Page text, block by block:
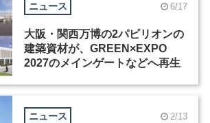
ニュース 6/17
大阪・関西万博の2パビリオンの
建築資材が、GREEN×EXPO
2027のメインゲートなどへ再生
ニュース 2/13